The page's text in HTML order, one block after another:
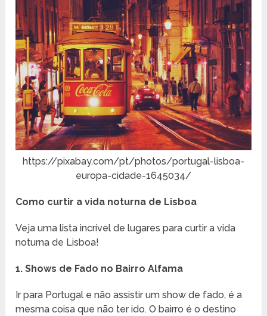
https://pixabay.com/pt/photos/portugal-lisboa-
europa-cidade-1645034/
Como curtir a vida noturna de Lisboa
Veja uma lista incrível de lugares para curtir a vida
noturna de Lisboa!
1. Shows de Fado no Bairro Alfama
Ir para Portugal e não assistir um show de fado, é a
mesma coisa que não ter ido. O bairro é o destino